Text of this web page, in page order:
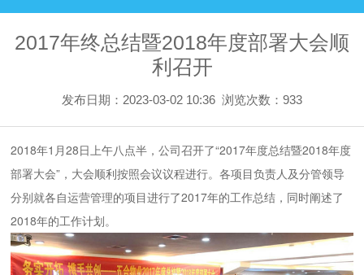
2017年终总结暨2018年度部署大会顺
利召开
发布日期：2023-03-02 10:36 浏览次数：933
2018年1月28日上午八点半，公司召开了“2017年度总结暨2018年度
部署大会”，大会顺利按照会议议程进行。各项目负责人及分管领导
分别就各自运营管理的项目进行了2017年的工作总结，同时阐述了
2018年的工作计划。